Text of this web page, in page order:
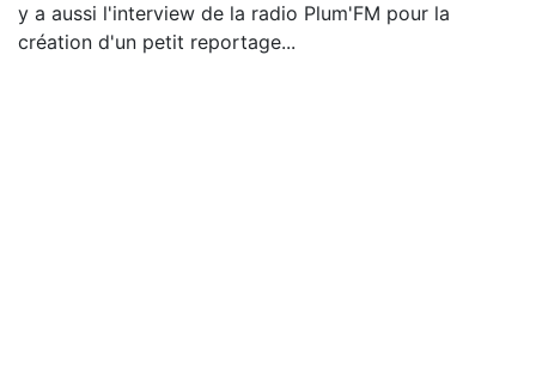
y a aussi l'interview de la radio Plum'FM pour la
création d'un petit reportage...